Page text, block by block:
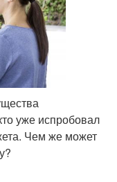
уже испробовал
Чем же может